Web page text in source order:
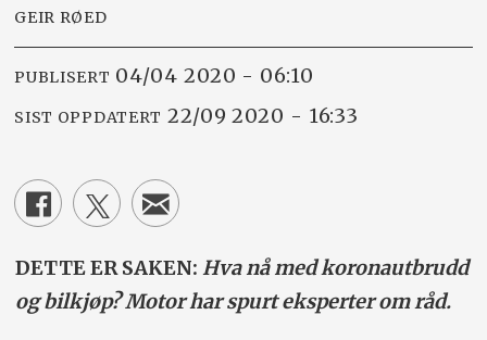
GEIR RØED
PUBLISERT 04/04 2020 - 06:10
SIST OPPDATERT 22/09 2020 - 16:33
DETTE ER SAKEN: Hva nå med koronautbrudd
og bilkjøp? Motor har spurt eksperter om råd.